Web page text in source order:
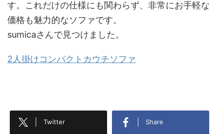
す。これだけの仕様にも関わらず、非常にお手軽な
価格も魅力的なソファです。
sumicaさんで見つけました。
2人掛けコンパクトカウチソファ
Twitter Share